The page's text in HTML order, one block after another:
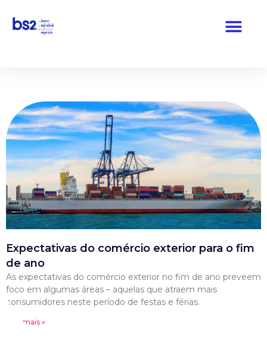
Pular
Expectativas do comércio exterior para o fim
de ano
As expectativas do comércio exterior no fim de ano preveem
foco em algumas áreas – aquelas que atraem mais
consumidores neste período de festas e férias.
Leia mais »